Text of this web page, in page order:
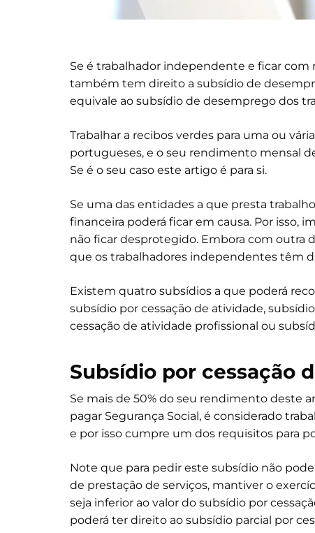
Se é trabalhador independente e ficar
também tem direito a subsídio de
equivale ao subsídio de desemprego dos
Trabalhar a recibos verdes para uma ou
portugueses, e o seu rendimento mensal
Se é o seu caso este artigo é para si.
Se uma das entidades a que presta
financeira poderá ficar em causa. Por isso,
não ficar desprotegido. Embora com outra
que os trabalhadores independentes têm
Existem quatro subsídios a que poderá
subsídio por cessação de atividade,
cessação de atividade profissional ou
Subsídio por cessação
Se mais de 50% do seu rendimento deste
pagar Segurança Social, é considerado
e por isso cumpre um dos requisitos para
Note que para pedir este subsídio não
de prestação de serviços, mantiver o
seja inferior ao valor do subsídio por
poderá ter direito ao subsídio parcial por